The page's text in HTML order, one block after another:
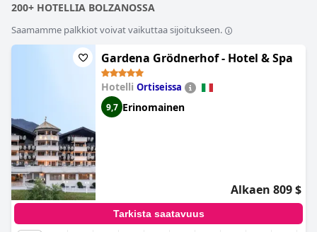
200+ HOTELLIA BOLZANOSSA
Saamamme palkkiot voivat vaikuttaa sijoitukseen.
Gardena Grödnerhof - Hotel & Spa
Hotelli Ortiseissa
9,7 Erinomainen
Alkaen 809 $
Tarkista saatavuus